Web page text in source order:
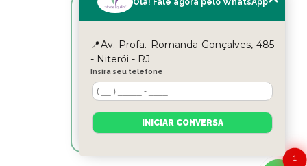
Excelente equipe!!
1
📍Av. Profa. Romanda Gonçalves, 485
- Niterói - RJ
Insira seu telefone
INICIAR CONVERSA